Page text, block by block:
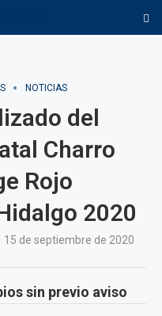
NOTICIAS
del
Charro
Rojo
2020
15 de septiembre de 2020
sin previo aviso